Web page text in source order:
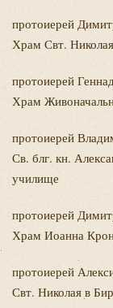
протоиерей
Храм Свт.
протоиерей
Храм
протоиерей
Св. блг. кн.
училище
протоиерей
Храм Иоанна
протоиерей
Свт. Николая в